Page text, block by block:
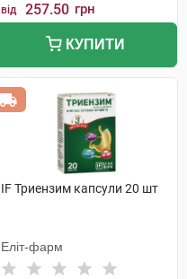
від 257.50 грн
КУПИТИ
IF Триензим капсули 20 шт
Еліт-фарм